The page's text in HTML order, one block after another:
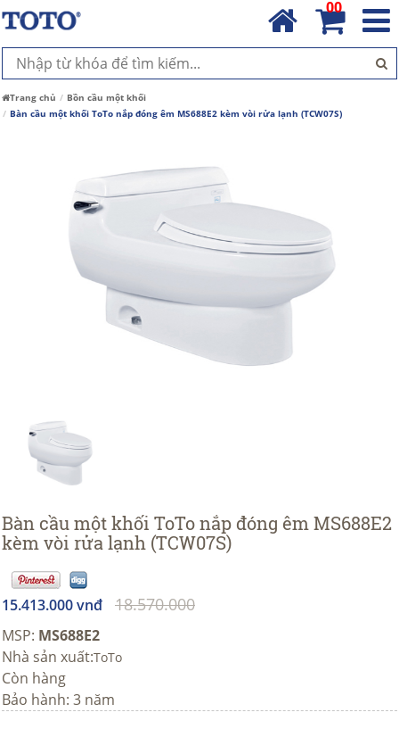
00
Trang chủ
Bồn cầu một khối
Bàn cầu một khối ToTo nắp đóng êm MS688E2 kèm vòi rửa lạnh (TCW07S)
Bàn cầu một khối ToTo nắp đóng êm MS688E2
kèm vòi rửa lạnh (TCW07S)
15.413.000 vnđ 18.570.000
MSP: MS688E2
Nhà sản xuất:ToTo
Còn hàng
Bảo hành: 3 năm